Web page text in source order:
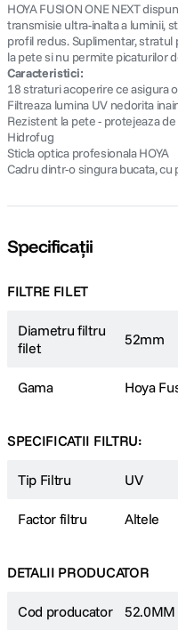
HOYA FUSION ONE NEXT
transmisie ultra-inalta a luminii,
profil redus. Suplimentar,
la pete si nu permite picaturilor
Caracteristici:
18 straturi acoperire ce asigura
Filtreaza lumina UV nedorita
Rezistent la pete - protejeaza
Hidrofug
Sticla optica profesionala HOYA
Cadru dintr-o singura bucata,
Specificații
FILTRE FILET
Diametru filtru
filet
52mm
Gama Hoya
SPECIFICATII FILTRU:
Tip Filtru UV
Factor filtru Altele
DETALII PRODUCATOR
Cod producator 52.0MM